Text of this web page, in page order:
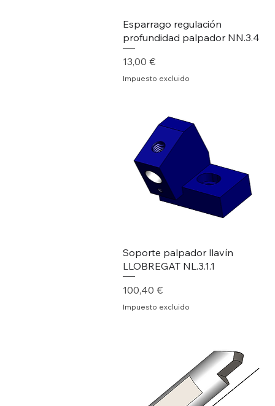
Esparrago regulación
profundidad palpador NN.3.4
Precio
13,00 €
Impuesto excluido
Soporte palpador llavín
LLOBREGAT NL.3.1.1
Precio
100,40 €
Impuesto excluido